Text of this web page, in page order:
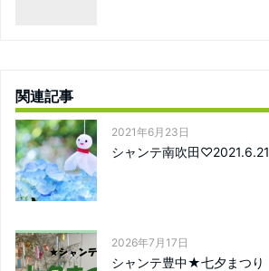
関連記事
2021年6月23日
シャンテ南吹田♡2021.6.21
2026年7月17日
シャンテ豊中★七夕まつり